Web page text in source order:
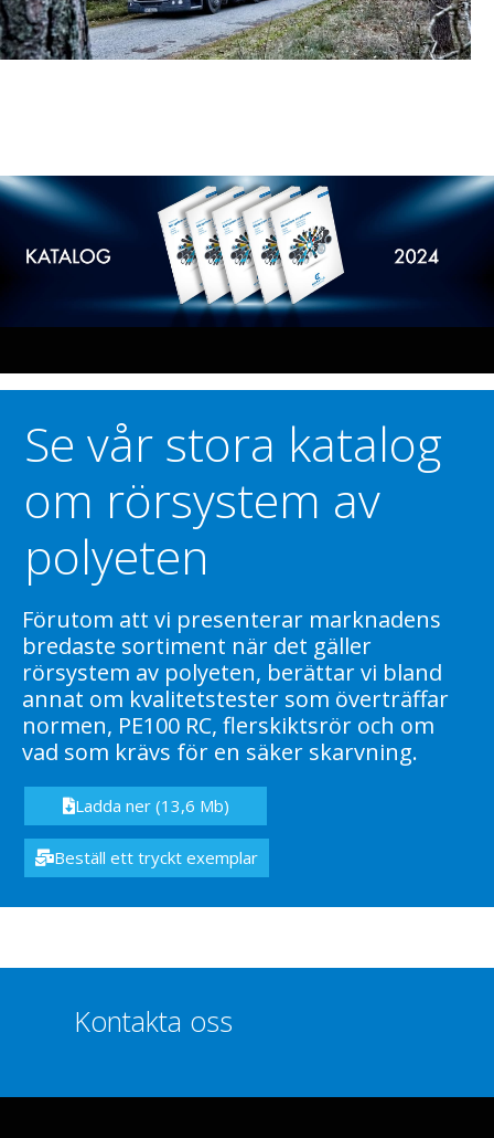
Se vår stora katalog
om rörsystem av
polyeten
Förutom att vi presenterar marknadens
bredaste sortiment när det gäller
rörsystem av polyeten, berättar vi bland
annat om kvalitetstester som överträffar
normen, PE100 RC, flerskiktsrör och om
vad som krävs för en säker skarvning.
Ladda ner (13,6 Mb)
Beställ ett tryckt exemplar
Kontakta oss